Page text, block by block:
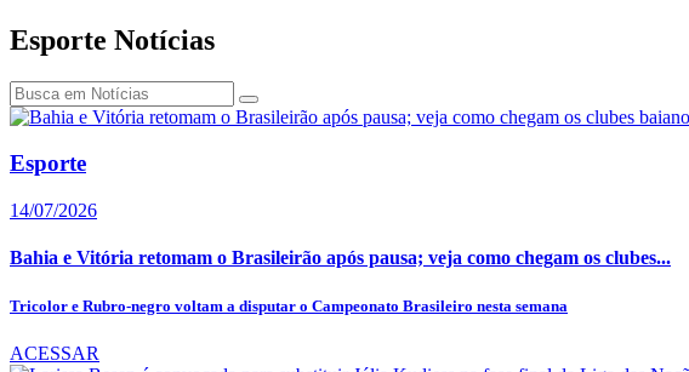
Esporte Notícias
Esporte
14/07/2026
Bahia e Vitória retomam o Brasileirão após pausa; veja como chegam os clubes...
Tricolor e Rubro-negro voltam a disputar o Campeonato Brasileiro nesta semana
ACESSAR